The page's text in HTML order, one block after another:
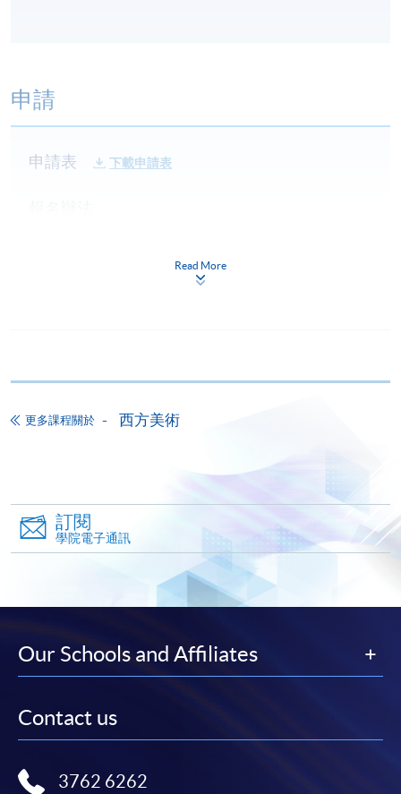
申請
申請表 下載申請表
身份證副本；
本；及
申請人或會獲邀出席面試。
Read More
更多課程關於 西方美術
訂閱
學院電子通訊
Our Schools and Affiliates
Contact us
3762 6262